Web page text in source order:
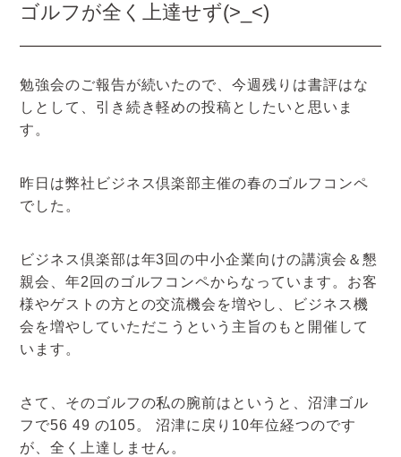
ゴルフが全く上達せず(>_<)
勉強会のご報告が続いたので、今週残りは書評はな
しとして、引き続き軽めの投稿としたいと思いま
す。
昨日は弊社ビジネス倶楽部主催の春のゴルフコンペ
でした。
ビジネス倶楽部は年3回の中小企業向けの講演会＆懇
親会、年2回のゴルフコンペからなっています。お客
様やゲストの方との交流機会を増やし、ビジネス機
会を増やしていただこうという主旨のもと開催して
います。
さて、そのゴルフの私の腕前はというと、沼津ゴル
フで56 49 の105。 沼津に戻り10年位経つのです
が、全く上達しません。
相続の